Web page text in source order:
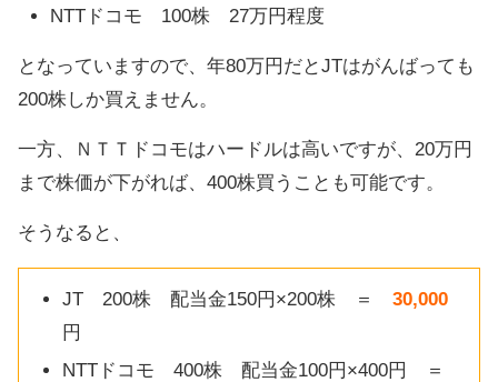
NTTドコモ 100株 27万円程度
となっていますので、年80万円だとJTはがんばっても
200株しか買えません。
一方、ＮＴＴドコモはハードルは高いですが、20万円
まで株価が下がれば、400株買うことも可能です。
そうなると、
JT 200株 配当金150円×200株 ＝30,000
円
NTTドコモ 400株 配当金100円×400円 ＝